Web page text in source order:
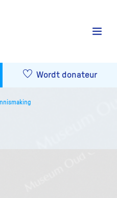
Wordt donateur